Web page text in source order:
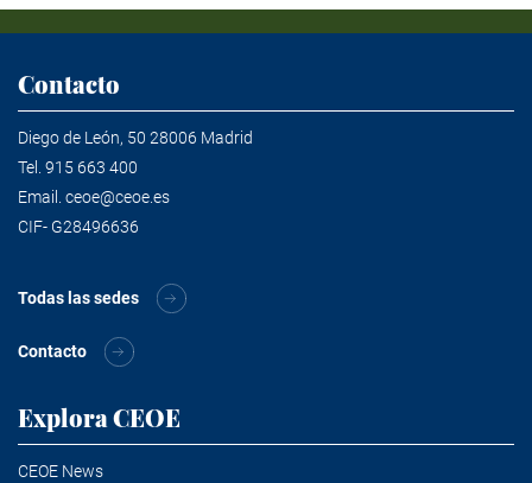
Contacto
Diego de León, 50 28006 Madrid
Tel. 915 663 400
Email. ceoe@ceoe.es
CIF- G28496636
Todas las sedes
Contacto
Explora CEOE
CEOE News